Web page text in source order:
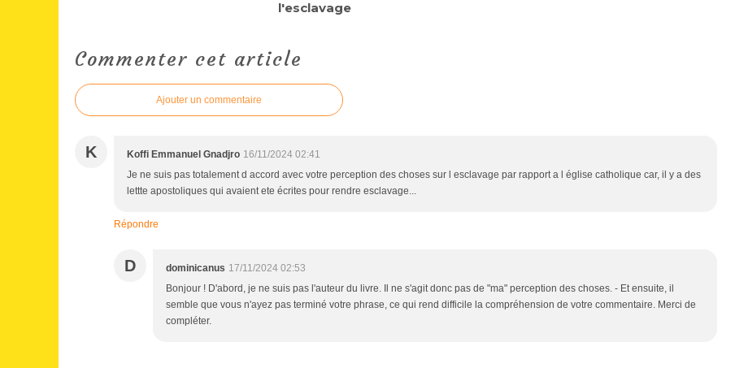
l'esclavage
Commenter cet article
Ajouter un commentaire
K Koffi Emmanuel Gnadjro 16/11/2024 02:41
Je ne suis pas totalement d accord avec votre perception des choses sur l esclavage par rapport a l église catholique car, il y a des
lettte apostoliques qui avaient ete écrites pour rendre esclavage...
Répondre
D dominicanus 17/11/2024 02:53
Bonjour ! D'abord, je ne suis pas l'auteur du livre. Il ne s'agit donc pas de "ma" perception des choses. - Et ensuite, il
semble que vous n'ayez pas terminé votre phrase, ce qui rend difficile la compréhension de votre commentaire. Merci de
compléter.